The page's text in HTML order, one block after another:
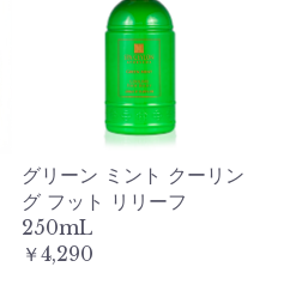
グリーン ミント クーリン
グ フット リリーフ
250mL
￥4,290